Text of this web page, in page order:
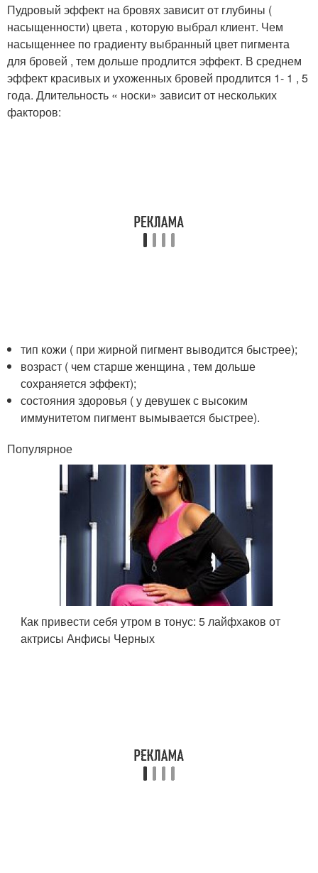
Пудровый эффект на бровях зависит от глубины (
насыщенности) цвета , которую выбрал клиент. Чем
насыщеннее по градиенту выбранный цвет пигмента
для бровей , тем дольше продлится эффект. В среднем
эффект красивых и ухоженных бровей продлится 1- 1 , 5
года. Длительность « носки» зависит от нескольких
факторов:
тип кожи ( при жирной пигмент выводится быстрее);
возраст ( чем старше женщина , тем дольше
сохраняется эффект);
состояния здоровья ( у девушек с высоким
иммунитетом пигмент вымывается быстрее).
Популярное
Как привести себя утром в тонус: 5 лайфхаков от
актрисы Анфисы Черных